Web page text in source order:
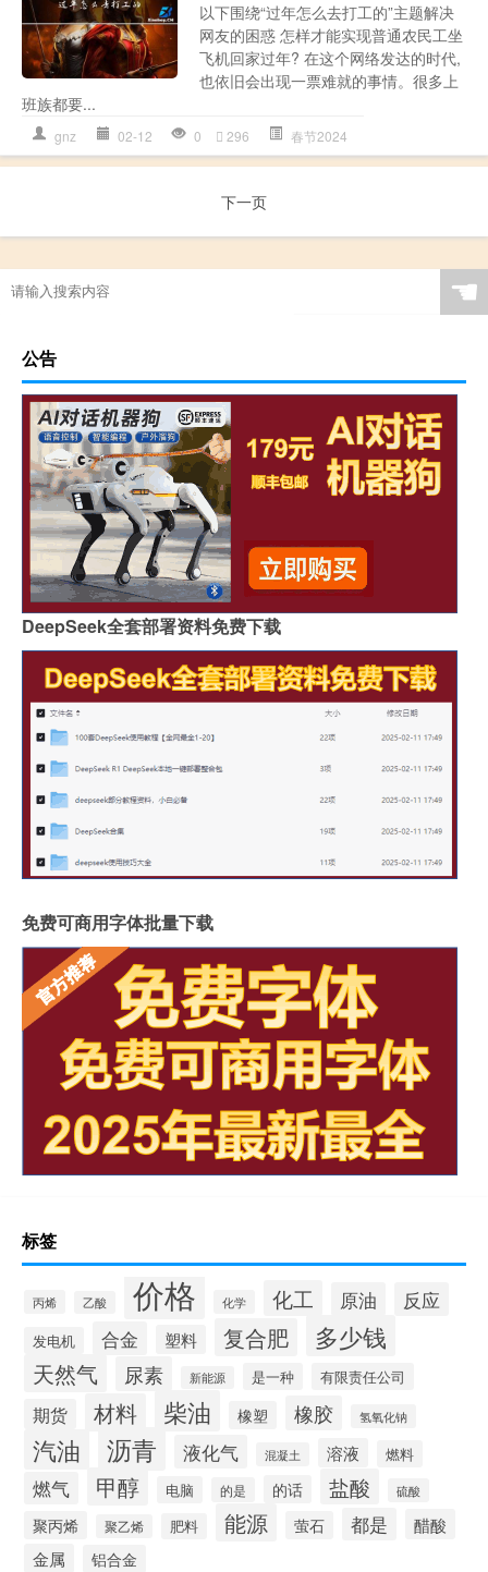
以下围绕“过年怎么去打工的”主题解决
网友的困惑 怎样才能实现普通农民工坐
飞机回家过年? 在这个网络发达的时代,
也依旧会出现一票难就的事情。很多上
班族都要...
gnz 02-12 0 296 春节2024
下一页
☚
公告
DeepSeek全套部署资料免费下载
免费可商用字体批量下载
标签
丙烯 乙酸 价格 化学 化工 原油 反应
发电机 合金 塑料 复合肥 多少钱
天然气 尿素 新能源 是一种 有限责任公司
期货 材料 柴油 橡塑 橡胶 氢氧化钠
汽油 沥青 液化气 混凝土 溶液 燃料
燃气 甲醇 电脑 的是 的话 盐酸 硫酸
聚丙烯 聚乙烯 肥料 能源 萤石 都是 醋酸
金属 铝合金